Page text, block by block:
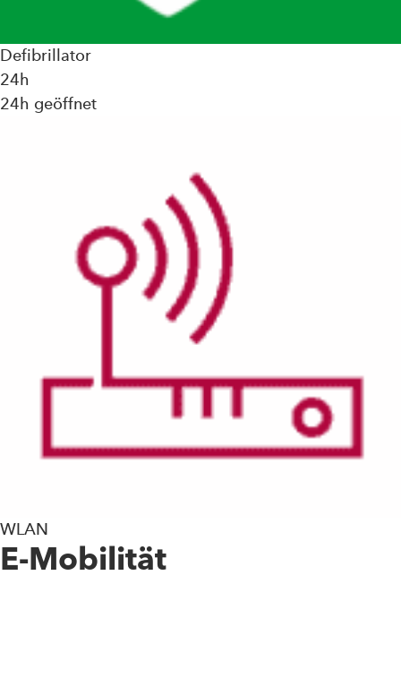
Defibrillator
24h
24h geöffnet
WLAN
E-Mobilität